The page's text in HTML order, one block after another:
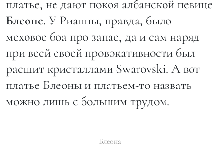
платье, не дают покоя албанской певице
Блеоне. У Рианны, правда, было
меховое боа про запас, да и сам наряд
при всей своей провокативности был
расшит кристаллами Swarovski. А вот
платье Блеоны и платьем-то назвать
можно лишь с большим трудом.
Блеона